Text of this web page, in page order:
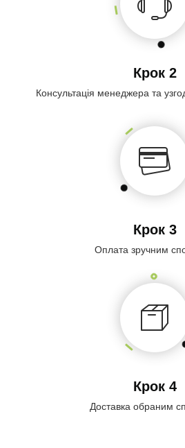
Крок 2
Консультація менеджера та
Крок 3
Оплата зручним
Крок 4
Доставка обраним